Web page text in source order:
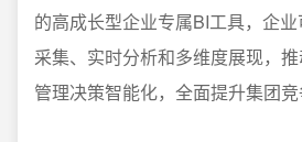
的高成长型企业专属BI工具，企
采集、实时分析和多维度展现，推
管理决策智能化，全面提升集团竞